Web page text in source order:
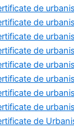
de
de
de
de
de
de
de
de
de